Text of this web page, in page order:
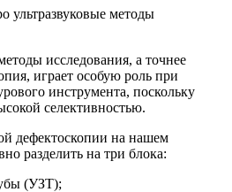
ультразвуковые методы
исследования, а точнее
играет особую роль при
инструмента, поскольку
селективностью.
дефектоскопии на нашем
разделить на три блока:
(УЗТ);